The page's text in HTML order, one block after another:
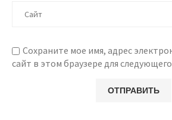
Сохраните мое имя, адрес
сайт в этом браузере для